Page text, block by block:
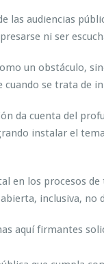
las audiencias
ni ser
un obstáculo,
se trata de
da cuenta del
instalar el
en los procesos
inclusiva, no
aquí firmantes